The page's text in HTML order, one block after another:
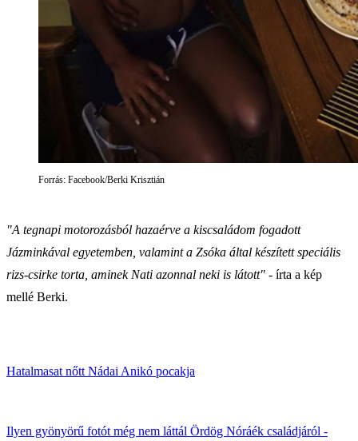
Forrás: Facebook/Berki Krisztián
"A tegnapi motorozásból hazaérve a kiscsaládom fogadott
Jázminkával egyetemben, valamint a Zsóka által készített speciális
rizs-csirke torta, aminek Nati azonnal neki is látott" - írta a kép
mellé Berki.
Hatalmasat nőtt Nádai Anikó pocakja
Ilyen gyönyörű fotót még nem láttál Ördög Nóráék családjáról -